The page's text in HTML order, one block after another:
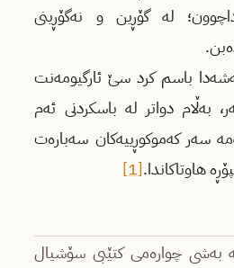
لە گۆڕین و نەگۆڕینی
باسم کرد سێ ئارگیومەنت
دواتر لە باسکردنی ئەم
سەر کەموکوڕییەکان سەبارەت
هاوتاکاندا.[1]
بەشی چوارەمی کتێبی سۆشیال